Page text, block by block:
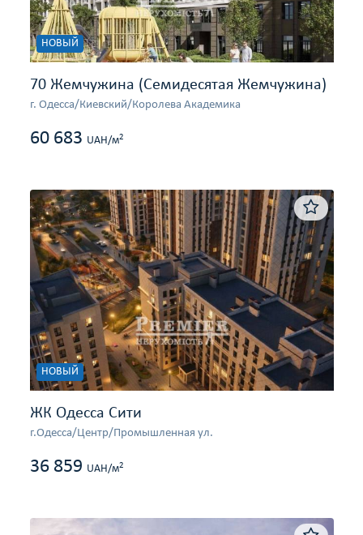
НОВЫЙ
70 Жемчужина (Семидесятая Жемчужина)
г. Одесса/Киевский/Королева Академика
60 683 UAH/м2
НОВЫЙ
ЖК Одесса Сити
г.Одесса/Центр/Промышленная ул.
36 859 UAH/м2